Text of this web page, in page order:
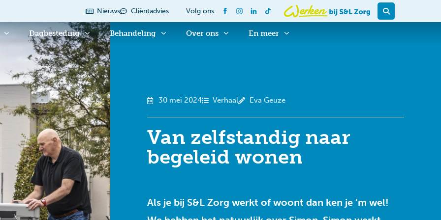
Nieuws Cliëntadvies Volg ons
Dagbesteding Behandeling Over ons En meer
30 mei 2024 Verhaal Eva Geuze
Van zelfstandig naar
begeleid wonen
Als je bij S&L Zorg werkt of woont dan ken je ‘m wel!